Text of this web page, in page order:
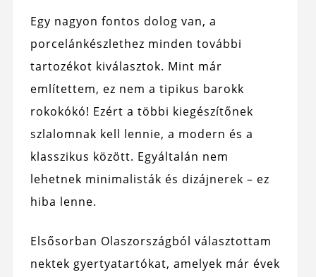
Egy nagyon fontos dolog van, a
porcelánkészlethez minden további
tartozékot kiválasztok. Mint már
említettem, ez nem a tipikus barokk
rokokókó! Ezért a többi kiegészítőnek
szlalomnak kell lennie, a modern és a
klasszikus között. Egyáltalán nem
lehetnek minimalisták és dizájnerek – ez
hiba lenne.
Elsősorban Olaszországból választottam
nektek gyertyatartókat, amelyek már évek